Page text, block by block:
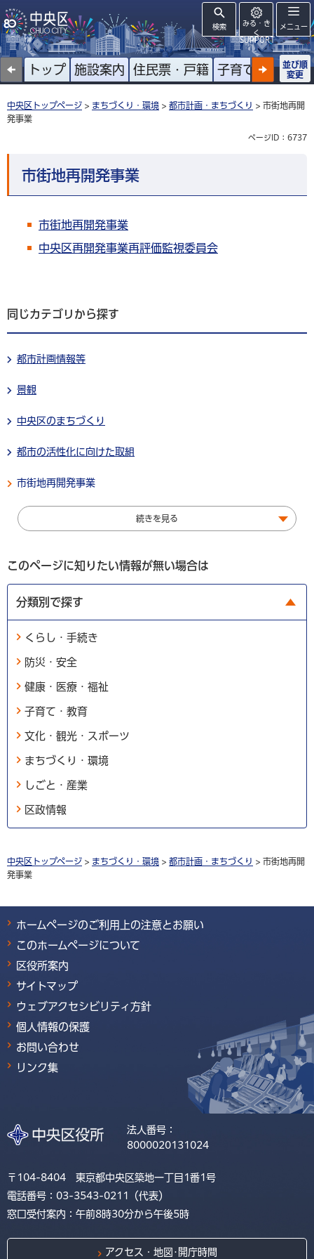
検索
みる・き
く
SUPPORT
メニュー
トップ 施設案内 住民票・戸籍 子育て 高齢者
並び順
変更
中央区トップページ > まちづくり・環境 > 都市計画・まちづくり > 市街地再開
発事業
ページID：6737
市街地再開発事業
市街地再開発事業
中央区再開発事業再評価監視委員会
同じカテゴリから探す
都市計画情報等
景観
中央区のまちづくり
都市の活性化に向けた取組
市街地再開発事業
続きを見る
このページに知りたい情報が無い場合は
分類別で探す
くらし・手続き
防災・安全
健康・医療・福祉
子育て・教育
文化・観光・スポーツ
まちづくり・環境
しごと・産業
区政情報
中央区トップページ > まちづくり・環境 > 都市計画・まちづくり > 市街地再開
発事業
ホームページのご利用上の注意とお願い
このホームページについて
区役所案内
サイトマップ
ウェブアクセシビリティ方針
個人情報の保護
お問い合わせ
リンク集
法人番号：
8000020131024
〒104-8404 東京都中央区築地一丁目1番1号
電話番号：03-3543-0211（代表）
窓口受付案内：午前8時30分から午後5時
アクセス・地図･開庁時間